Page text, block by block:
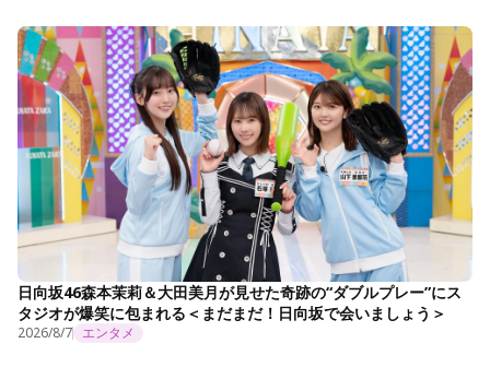
日向坂46森本茉莉＆大田美月が見せた奇跡の“ダブルプレー”にス
タジオが爆笑に包まれる＜まだまだ！日向坂で会いましょう＞
2026/8/7 エンタメ